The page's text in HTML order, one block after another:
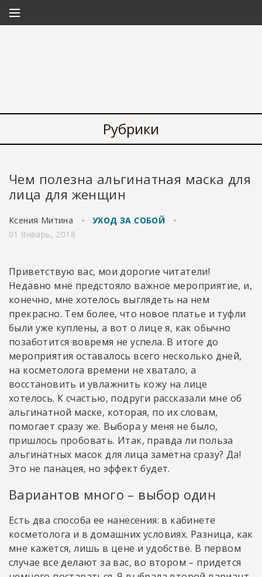
Рубрики
Чем полезна альгинатная маска для
лица для женщин
Ксения Митина
УХОД ЗА СОБОЙ
01 Январь, 2018
Приветствую вас, мои дорогие читатели!
Недавно мне предстояло важное мероприятие, и,
конечно, мне хотелось выглядеть на нем
прекрасно. Тем более, что новое платье и туфли
были уже куплены, а вот о лице я, как обычно
позаботится вовремя не успела. В итоге до
мероприятия оставалось всего несколько дней,
на косметолога времени не хватало, а
восстановить и увлажнить кожу на лице
хотелось. К счастью, подруги рассказали мне об
альгинатной маске, которая, по их словам,
помогает сразу же. Выбора у меня не было,
пришлось пробовать. Итак, правда ли польза
альгинатных масок для лица заметна сразу? Да!
Это не панацея, но эффект будет.
Вариантов много – выбор один
Есть два способа ее нанесения: в кабинете
косметолога и в домашних условиях. Разница, как
мне кажется, лишь в цене и удобстве. В первом
случае все делают за вас, во втором – придется